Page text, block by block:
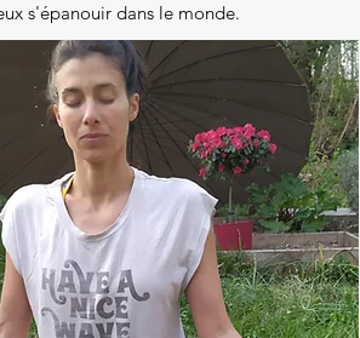
s'épanouir dans le monde.